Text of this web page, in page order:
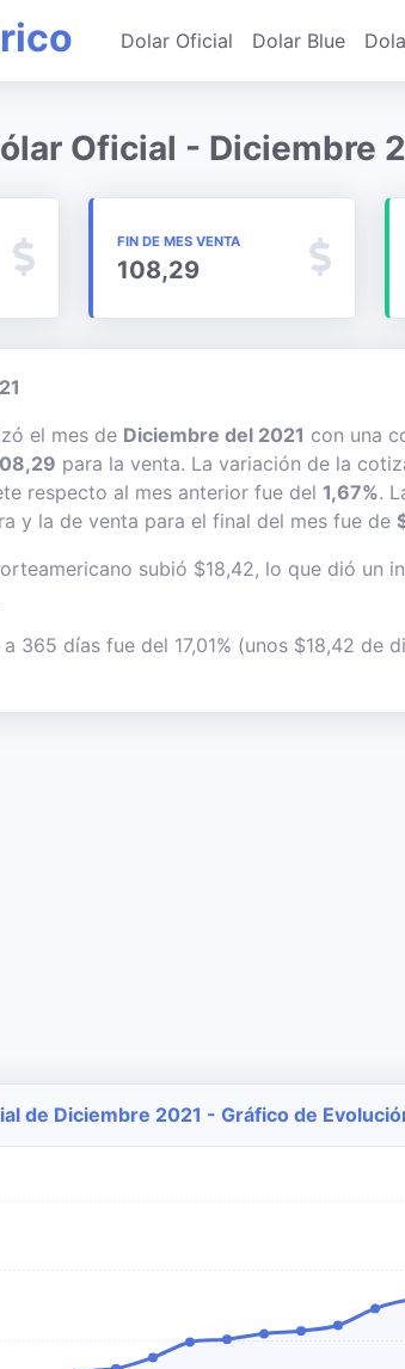
Dolar Oficial Dolar Blue
Oficial - Diciembre
FIN DE MES VENTA
108,29
el mes de Diciembre del 2021 con una
para la venta. La variación de la
respecto al mes anterior fue del 1,67%.
y la de venta para el final del mes fue de
subió $18,42, lo que dió un
365 días fue del 17,01% (unos $18,42 de
de Diciembre 2021 - Gráfico de